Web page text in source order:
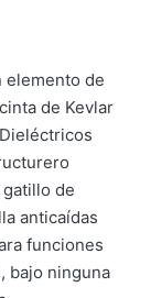
elemento de
de Kevlar
de
anticaídas
funciones
bajo ninguna